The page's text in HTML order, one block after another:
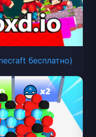
бесплатно)